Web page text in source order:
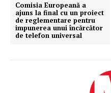
Comisia Europeană a
ajuns la final cu un proiect
de reglementare pentru
impunerea unui încărcător
de telefon universal